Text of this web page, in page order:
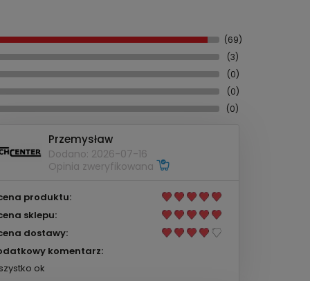
(69)
(3)
(0)
(0)
(0)
Przemysław
Dodano: 2026-07-16
Opinia zweryfikowana
produktu:
sklepu:
dostawy:
komentarz:
ok